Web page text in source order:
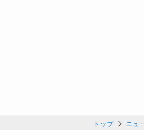
トップ ニュ